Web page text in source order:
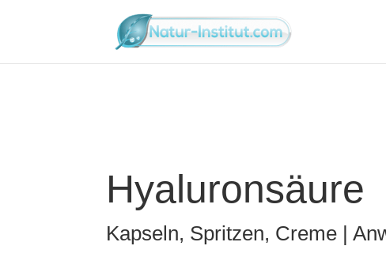
Hyaluronsäure
Kapseln, Spritzen, Creme |